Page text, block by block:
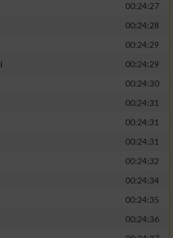
00:24:27
00:24:28
00:24:29
00:24:29
00:24:30
00:24:31
00:24:31
00:24:31
00:24:32
00:24:34
00:24:35
00:24:36